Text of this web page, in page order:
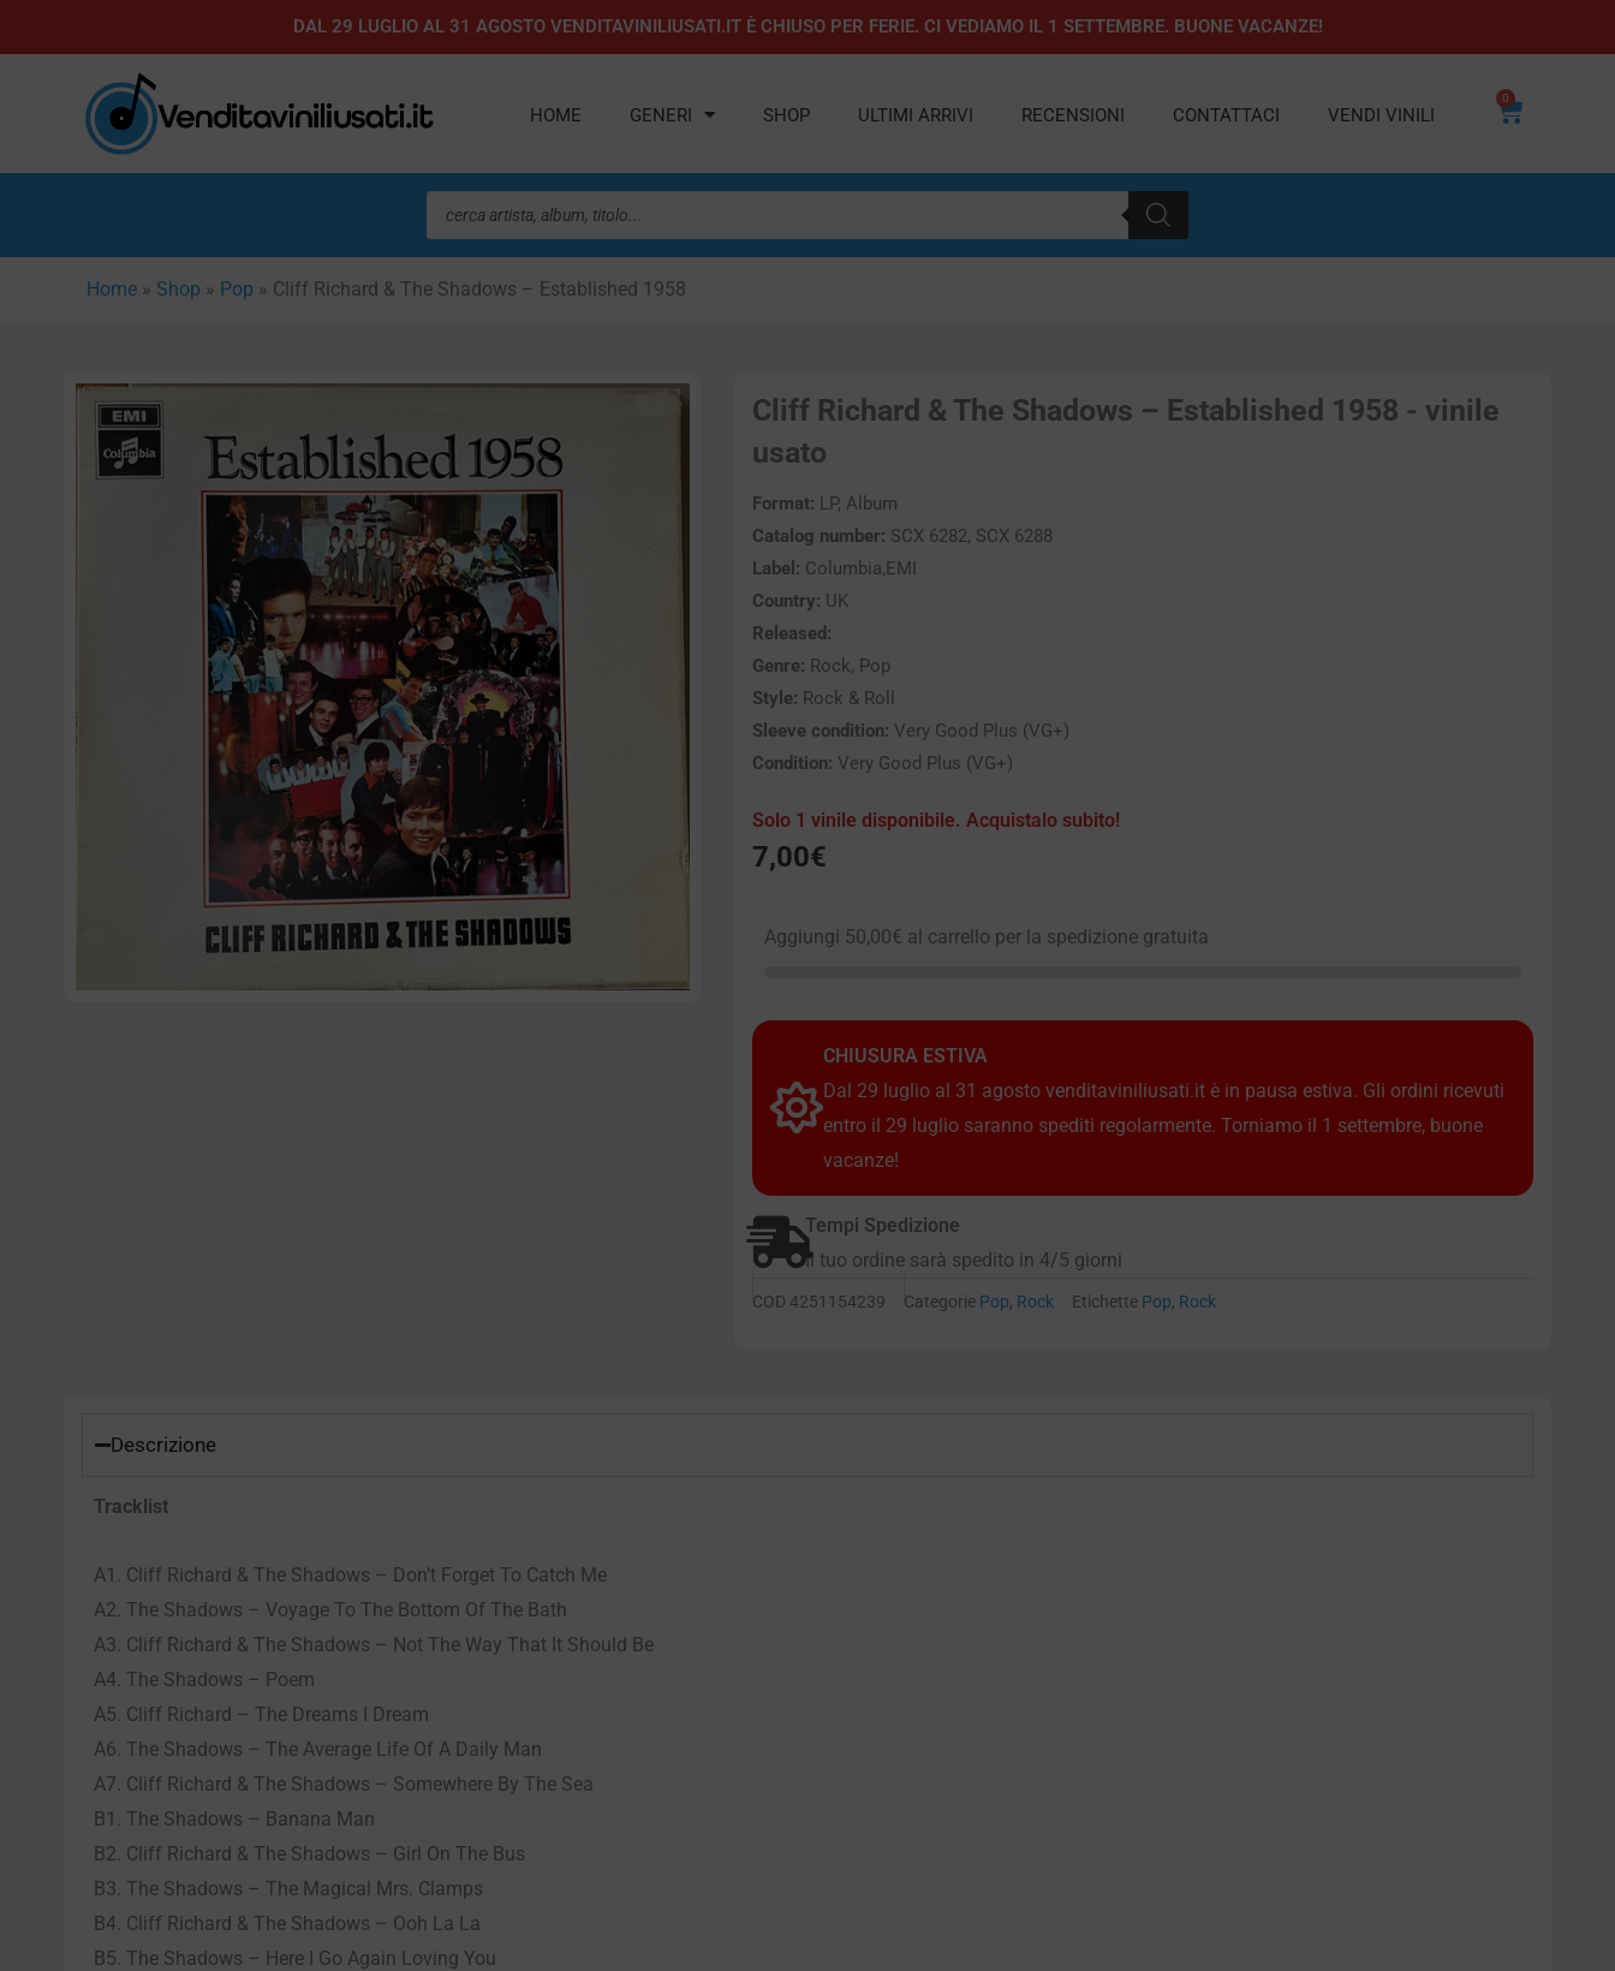
al
DAL 29 LUGLIO AL 31 AGOSTO VENDITAVINILIUSATI.IT È CHIUSO PER FERIE. CI VEDIAMO IL 1 SETTEMBRE. BUONE VACANZE!
HOME GENERI SHOP ULTIMI ARRIVI RECENSIONI CONTATTACI VENDI VINILI
0
Carrello
Ricerca
prodotti
Home » Shop » Pop » Cliff Richard & The Shadows – Established 1958
Cliff Richard & The Shadows – Established 1958 - vinile
usato
Format: LP, Album
Catalog number: SCX 6282, SCX 6288
Label: Columbia,EMI
Country: UK
Released:
Genre: Rock, Pop
Style: Rock & Roll
Sleeve condition: Very Good Plus (VG+)
Condition: Very Good Plus (VG+)
Solo 1 vinile disponibile. Acquistalo subito!
7,00€
Aggiungi 50,00€ al carrello per la spedizione gratuita
CHIUSURA ESTIVA
Dal 29 luglio al 31 agosto venditaviniliusati.it è in pausa estiva. Gli ordini ricevuti
entro il 29 luglio saranno spediti regolarmente. Torniamo il 1 settembre, buone
vacanze!
Tempi Spedizione
Il tuo ordine sarà spedito in 4/5 giorni
COD 4251154239 Categorie Pop, Rock Etichette Pop, Rock
Descrizione
Tracklist
A1. Cliff Richard & The Shadows – Don’t Forget To Catch Me
A2. The Shadows – Voyage To The Bottom Of The Bath
A3. Cliff Richard & The Shadows – Not The Way That It Should Be
A4. The Shadows – Poem
A5. Cliff Richard – The Dreams I Dream
A6. The Shadows – The Average Life Of A Daily Man
A7. Cliff Richard & The Shadows – Somewhere By The Sea
B1. The Shadows – Banana Man
B2. Cliff Richard & The Shadows – Girl On The Bus
B3. The Shadows – The Magical Mrs. Clamps
B4. Cliff Richard & The Shadows – Ooh La La
B5. The Shadows – Here I Go Again Loving You